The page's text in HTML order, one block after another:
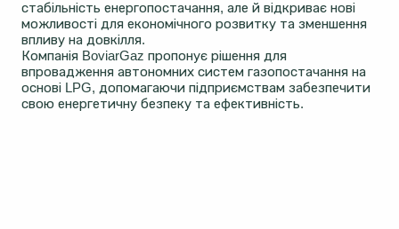
стабільність енергопостачання, але й відкриває нові
можливості для економічного розвитку та зменшення
впливу на довкілля.
Компанія BoviarGaz пропонує рішення для
впровадження автономних систем газопостачання на
основі LPG, допомагаючи підприємствам забезпечити
свою енергетичну безпеку та ефективність.